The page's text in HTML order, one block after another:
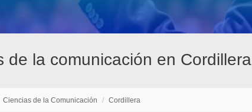
de la comunicación en Cordillera
Ciencias de la Comunicación / Cordillera